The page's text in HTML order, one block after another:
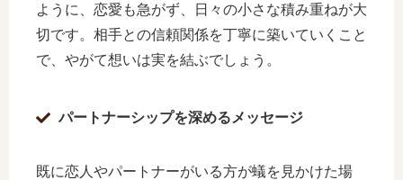
ように、恋愛も急がず、日々の小さな積み重ねが大
切です。相手との信頼関係を丁寧に築いていくこと
で、やがて想いは実を結ぶでしょう。
パートナーシップを深めるメッセージ
既に恋人やパートナーがいる方が蟻を見かけた場